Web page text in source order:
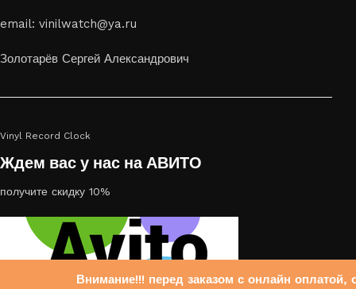
Внимание!!! перед заказом с онлайн оплатой,
email: vinilwatch@ya.ru
Золотарёв Сергей Александрович
Vinyl Record Clock
Ждем вас у нас на АВИТО
получите скидку 10%